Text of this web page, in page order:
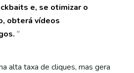
e, se otimizar o
obterá vídeos
“
alta taxa de cliques, mas gera